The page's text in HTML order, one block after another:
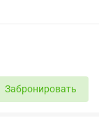
Забронировать